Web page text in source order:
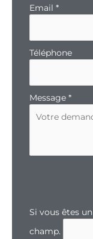
Email *
Téléphone
Message *
Si vous êtes
champ.